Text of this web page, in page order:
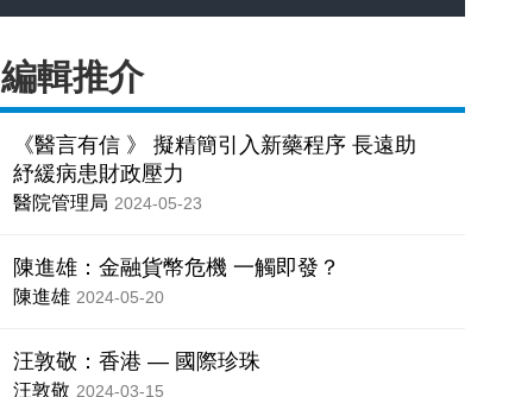
編輯推介
《醫言有信 》 擬精簡引入新藥程序 長遠助
紓緩病患財政壓力
醫院管理局 2024-05-23
陳進雄：金融貨幣危機 一觸即發？
陳進雄 2024-05-20
汪敦敬：香港 — 國際珍珠
汪敦敬 2024-03-15